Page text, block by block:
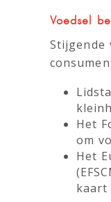
Voedsel
Stijgende
Het
om
Het
kaart